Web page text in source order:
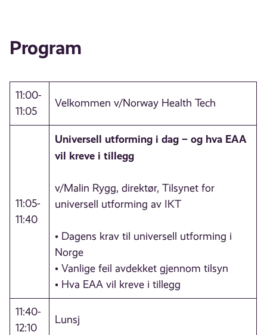
Program
11:00-
11:05
Velkommen v/Norway Health Tech
11:05-
11:40
Universell utforming i dag – og hva EAA
vil kreve i tillegg
v/Malin Rygg, direktør, Tilsynet for
universell utforming av IKT
• Dagens krav til universell utforming i
Norge
• Vanlige feil avdekket gjennom tilsyn
• Hva EAA vil kreve i tillegg
11:40-
12:10
Lunsj